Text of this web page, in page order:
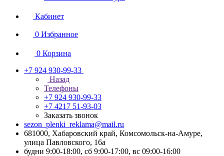
Кабинет
0 Избранное
0 Корзина
+7 924 930-99-33
Назад
Телефоны
+7 924 930-99-33
+7 4217 51-93-03
Заказать звонок
sezon_plenki_reklama@mail.ru
681000, Хабаровский край, Комсомольск-на-Амуре,
улица Павловского, 16а
будни 9:00-18:00, сб 9:00-17:00, вс 09:00-16:00